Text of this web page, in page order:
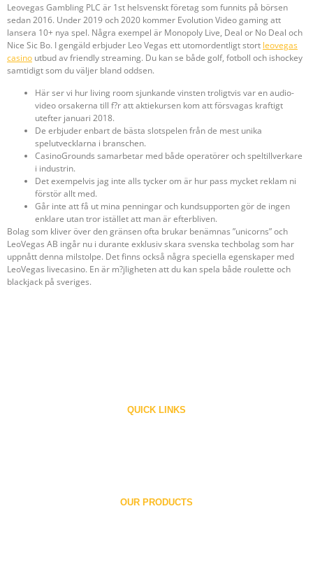
Leovegas Gambling PLC är 1st helsvenskt företag som funnits på börsen
sedan 2016. Under 2019 och 2020 kommer Evolution Video gaming att
lansera 10+ nya spel. Några exempel är Monopoly Live, Deal or No Deal och
Nice Sic Bo. I gengäld erbjuder Leo Vegas ett utomordentligt stort leovegas
casino utbud av friendly streaming. Du kan se både golf, fotboll och ishockey
samtidigt som du väljer bland oddsen.
Här ser vi hur living room sjunkande vinsten troligtvis var en audio-
video orsakerna till f?r att aktiekursen kom att försvagas kraftigt
utefter januari 2018.
De erbjuder enbart de bästa slotspelen från de mest unika
spelutvecklarna i branschen.
CasinoGrounds samarbetar med både operatörer och speltillverkare
i industrin.
Det exempelvis jag inte alls tycker om är hur pass mycket reklam ni
förstör allt med.
Går inte att få ut mina penningar och kundsupporten gör de ingen
enklare utan tror istället att man är efterbliven.
Bolag som kliver över den gränsen ofta brukar benämnas ”unicorns” och
LeoVegas AB ingår nu i durante exklusiv skara svenska techbolag som har
uppnått denna milstolpe. Det finns också några speciella egenskaper med
LeoVegas livecasino. En är m?jligheten att du kan spela både roulette och
blackjack på sveriges.
QUICK LINKS
OUR PRODUCTS